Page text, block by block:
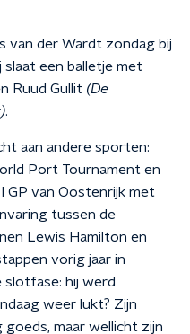
van der Wardt zondag bij
slaat een balletje met
Ruud Gullit (De
.
aan andere sporten:
Port Tournament en
GP van Oostenrijk met
tussen de
Lewis Hamilton en
vorig jaar in
slotfase: hij werd
weer lukt? Zijn
maar wellicht zijn